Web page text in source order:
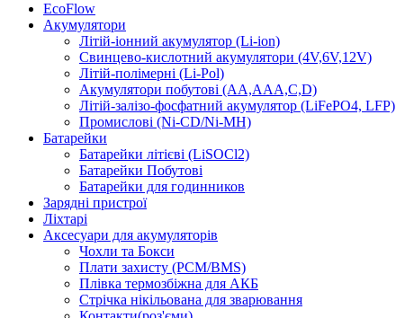
EcoFlow
Акумулятори
Літій-іонний акумулятор (Li-ion)
Свинцево-кислотний акумулятори (4V,6V,12V)
Літій-полімерні (Li-Pol)
Акумулятори побутові (AA,AAA,C,D)
Літій-залізо-фосфатний акумулятор (LiFePO4, LFP)
Промислові (Ni-CD/Ni-MH)
Батарейки
Батарейки літієві (LiSOCl2)
Батарейки Побутові
Батарейки для годинников
Зарядні пристрої
Ліхтарі
Аксесуари для акумуляторів
Чохли та Бокси
Плати захисту (PCM/BMS)
Плівка термозбіжна для АКБ
Стрічка нікільована для зварювання